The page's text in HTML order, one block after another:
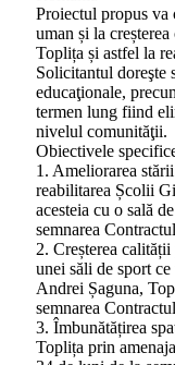
Proiectul propus
uman și la
Toplița și astfel la
Solicitantul doreşte
educaţionale,
termen lung fiind
nivelul comunităţii.
Obiectivele
1. Ameliorarea
reabilitarea Școlii
acesteia cu o sală
semnarea
2. Creșterea
unei săli de sport
Andrei Șaguna,
semnarea
3. Îmbunătățirea
Toplița prin